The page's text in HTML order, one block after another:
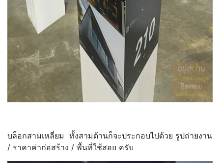
บล็อกสามเหลี่ยม ทั้งสามด้านก็จะประกอบไปด้วย รูปถ่ายงาน
/ ราคาค่าก่อสร้าง / พื้นที่ใช้สอย ครับ